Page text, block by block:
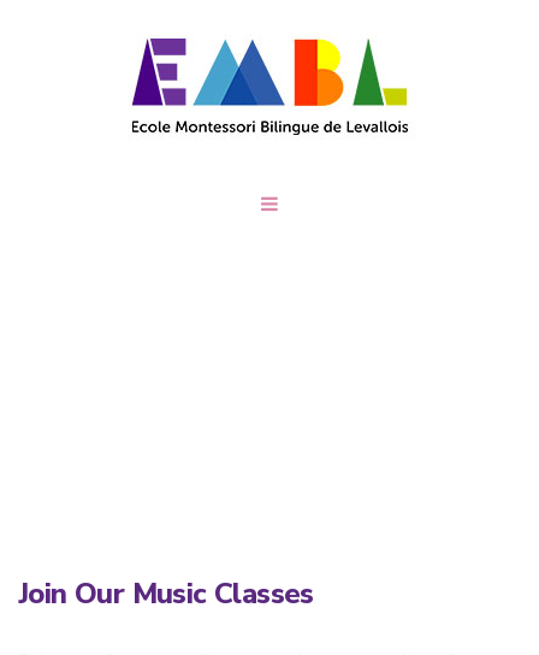
Join Our Music Classes